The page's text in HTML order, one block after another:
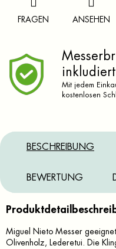
FRAGEN ANSEHEN
Mit jedem
kostenlosen
BESCHREIBUNG
BEWERTUNG
Miguel Nieto Messer
Olivenholz, Lederetui. Die